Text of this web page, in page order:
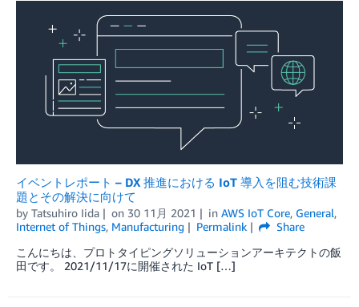
イベントレポート – DX 推進における IoT 導入を阻む技術課
題とその解決に向けて
by Tatsuhiro Iida on 30 11月 2021 in AWS IoT Core, General,
Internet of Things, Manufacturing Permalink
Share
こんにちは、プロトタイピングソリューションアーキテクトの飯
田です。 2021/11/17に開催された IoT […]